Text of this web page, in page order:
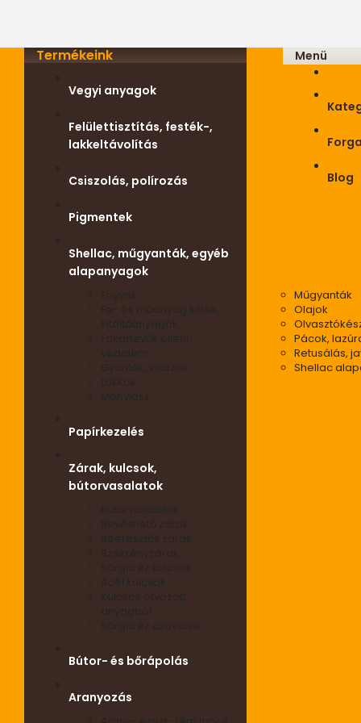
Termékeink
Vegyi anyagok
Felülettisztítás, festék-,
lakkeltávolítás
Csiszolás, polírozás
Pigmentek
Shellac, műgyanták, egyéb
alapanyagok
Enyvek
Fa- és műanyag kittek,
kitöltőanyagok
Fakártevők elleni
Gyanták, viaszok
Lakkok
Méhviasz
Műgyanták
Olajok
Pácok,
Retusálás,
Shellac
Papírkezelés
Zárak, kulcsok,
bútorvasalatok
Bútorvasalatok
Bevéshető zárak
Beeresztős zárak
Szekrényzárak
Sárgaréz kulcsok
Acél kulcsok
Kulcsok ötvözött
Sárgaréz csavarok
Bútor- és bőrápolás
Aranyozás
Menü
Blog